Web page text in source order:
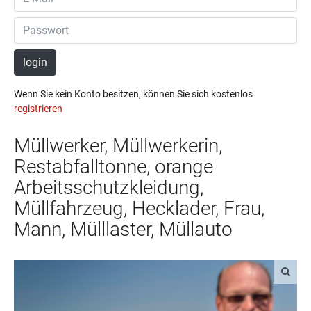
login
Wenn Sie kein Konto besitzen, können Sie sich kostenlos
registrieren
Müllwerker, Müllwerkerin,
Restabfalltonne, orange
Arbeitsschutzkleidung,
Müllfahrzeug, Hecklader, Frau,
Mann, Mülllaster, Müllauto